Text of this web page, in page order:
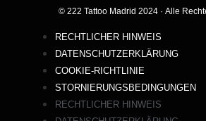
© 222 Tattoo Madrid 2024 · Alle
RECHTLICHER HINWEIS
DATENSCHUTZERKLÄRUNG
COOKIE-RICHTLINIE
STORNIERUNGSBEDINGUNGEN
RECHTLICHER HINWEIS